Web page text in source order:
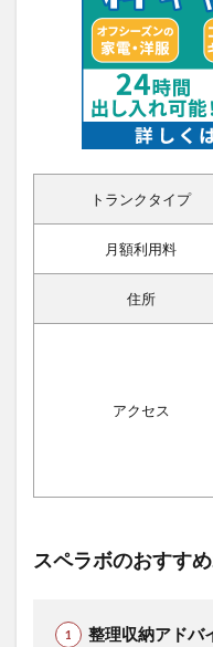
トランクタイプ
月額利用料
住所
アクセス
スペラボのおすす
整理収納アドバ